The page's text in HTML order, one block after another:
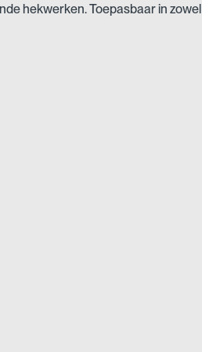
hekwerken. Toepasbaar in zowel